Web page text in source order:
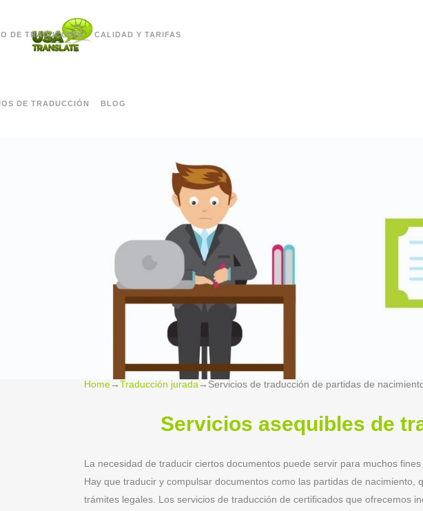
DE TRADUCCIÓN CALIDAD Y TARIFAS
DE TRADUCCIÓN BLOG
Home→Traducción jurada → Servicios de traducción de partidas de
Servicios asequibles de
La necesidad de traducir ciertos documentos puede servir para muchos
Hay que traducir y compulsar documentos como las partidas de nacimiento,
trámites legales. Los servicios de traducción de certificados que ofrecemos